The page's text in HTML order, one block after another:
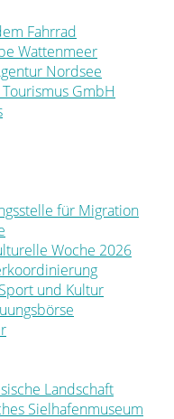
Fahrrad
Wattenmeer
Nordsee
GmbH
für Migration
Woche 2026
und Kultur
Landschaft
Sielhafenmuseum